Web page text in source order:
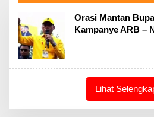
Orasi Mantan
Kampanye ARB –
Lihat